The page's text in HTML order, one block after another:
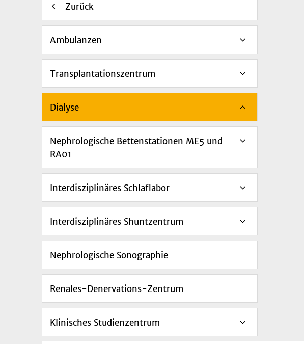
Zurück
Ambulanzen
Transplantationszentrum
Dialyse
Nephrologische Bettenstationen ME5 und
RA01
Interdisziplinäres Schlaflabor
Interdisziplinäres Shuntzentrum
Nephrologische Sonographie
Renales-Denervations-Zentrum
Klinisches Studienzentrum